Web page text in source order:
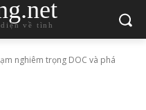
về tình
nghiêm trọng DOC và phá